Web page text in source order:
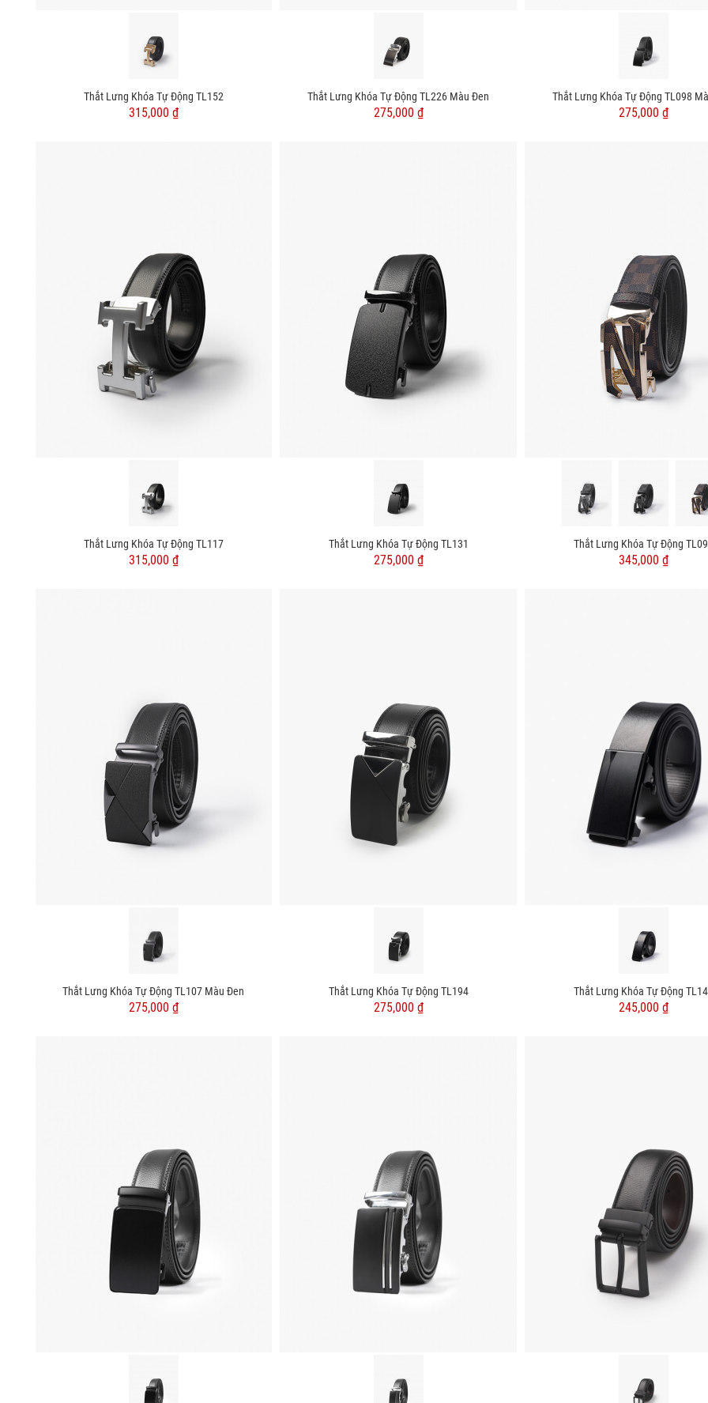
Thắt Lưng Khóa Tự Động TL152
315,000 ₫
Thắt Lưng Khóa Tự Động TL226 Màu Đen
275,000 ₫
Thắt Lưng Khóa Tự Động TL098
275,000 ₫
Thắt Lưng Khóa Tự Động TL117
315,000 ₫
Thắt Lưng Khóa Tự Động TL131
275,000 ₫
Thắt Lưng Khóa Tự Động
345,000 ₫
Thắt Lưng Khóa Tự Động TL107 Màu Đen
275,000 ₫
Thắt Lưng Khóa Tự Động TL194
275,000 ₫
Thắt Lưng Khóa Tự Động
245,000 ₫